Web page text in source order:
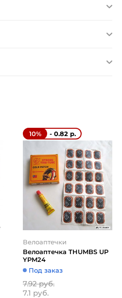
10% - 0.82 р.
Велоаптечки
Велоаптечка THUMBS UP
YPM24
Под заказ
7.92 руб.
7.1 руб.